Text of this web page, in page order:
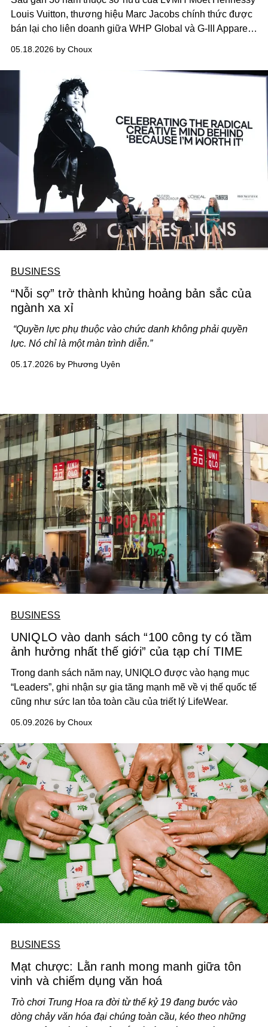
Louis Vuitton, thương hiệu Marc Jacobs chính thức được
bán lại cho liên doanh giữa WHP Global và G-III Apparel
05.18.2026 by Choux
BUSINESS
“Nỗi sợ” trở thành khủng hoảng bản sắc của
ngành xa xỉ
“Quyền lực phụ thuộc vào chức danh không phải quyền
lực. Nó chỉ là một màn trình diễn.”
05.17.2026 by Phương Uyên
BUSINESS
UNIQLO vào danh sách “100 công ty có tầm
ảnh hưởng nhất thế giới” của tạp chí TIME
Trong danh sách năm nay, UNIQLO được vào hạng mục
“Leaders”, ghi nhận sự gia tăng mạnh mẽ về vị thế quốc tế
cũng như sức lan tỏa toàn cầu của triết lý LifeWear.
05.09.2026 by Choux
BUSINESS
Mạt chược: Lằn ranh mong manh giữa tôn
vinh và chiếm dụng văn hoá
Trò chơi Trung Hoa ra đời từ thế kỷ 19 đang bước vào
dòng chảy văn hóa đại chúng toàn cầu, kéo theo những